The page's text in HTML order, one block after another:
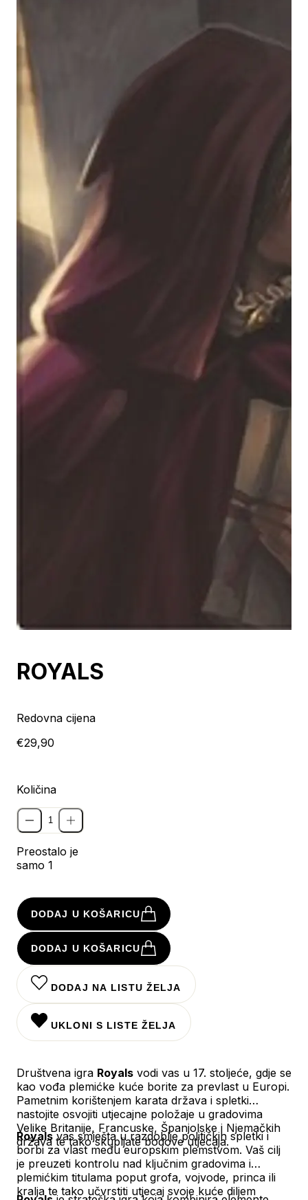
ROYALS
Redovna cijena
€29,90
Količina
Preostalo je
samo 1
DODAJ U KOŠARICU
DODAJ U KOŠARICU
DODAJ NA LISTU ŽELJA
UKLONI S LISTE ŽELJA
Društvena igra Royals vodi vas u 17. stoljeće, gdje se
kao vođa plemićke kuće borite za prevlast u Europi.
Pametnim korištenjem karata država i spletki
nastojite osvojiti utjecajne položaje u gradovima
Velike Britanije, Francuske, Španjolske i Njemačkih
država te tako skupljate bodove utjecaja.
Royalsvas smješta u razdoblje političkih spletki i
borbi za vlast među europskim plemstvom. Vaš cilj
je preuzeti kontrolu nad ključnim gradovima i
plemićkim titulama poput grofa, vojvode, princa ili
kralja te tako učvrstiti utjecaj svoje kuće diljem